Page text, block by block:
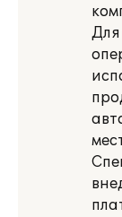
Для